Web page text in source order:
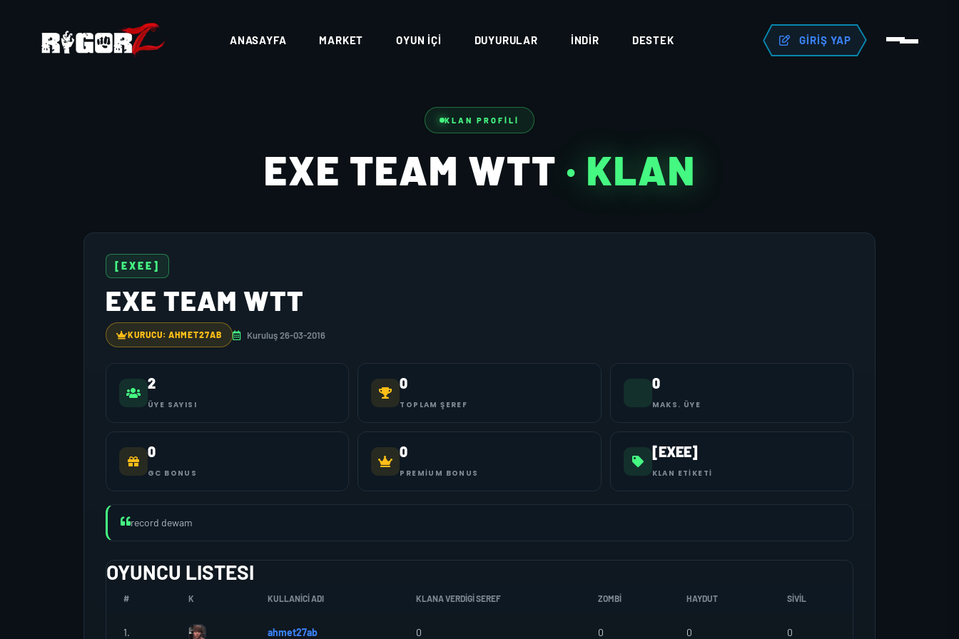
ANASAYFA MARKET OYUN İÇI DUYURULAR İNDIR DESTEK GIRIŞ YAP
KLAN PROFILI
EXE TEAM WTT · KLAN
[EXEE]
EXE TEAM WTT
KURUCU: AHMET27AB Kuruluş 26-03-2016
2
ÜYE SAYISI
0
TOPLAM ŞEREF
0
MAKS. ÜYE
0
GC BONUS
0
PREMIUM BONUS
[EXEE]
KLAN ETIKETI
record dewam
OYUNCU LISTESI
# K KULLANICI ADI KLANA VERDIGI SEREF ZOMBI HAYDUT SIVIL
1. ahmet27ab 0 0 0 0